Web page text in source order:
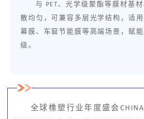
与 PET、光学级聚酯等膜材基
散均匀，可兼容多层光学结构，适
幕膜、车窗节能膜等高端场景，赋
级。
全球橡塑行业年度盛会